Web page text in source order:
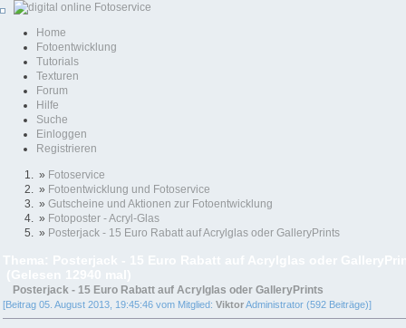
Home
Fotoentwicklung
Tutorials
Texturen
Forum
Hilfe
Suche
Einloggen
Registrieren
» Fotoservice
» Fotoentwicklung und Fotoservice
» Gutscheine und Aktionen zur Fotoentwicklung
» Fotoposter - Acryl-Glas
» Posterjack - 15 Euro Rabatt auf Acrylglas oder GalleryPrints
Posterjack - 15 Euro Rabatt auf Acrylglas oder GalleryPrints
[Beitrag 05. August 2013, 19:45:46 vom Mitglied: ViktorAdministrator (592 Beiträge)]